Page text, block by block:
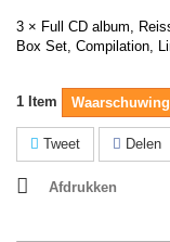
3 × Full CD album,
Box Set, Compilation,
1 Item
Tweet Delen
Afdrukken